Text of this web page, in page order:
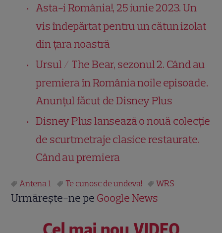
Asta-i România!, 25 iunie 2023. Un
vis îndepărtat pentru un cătun izolat
din țara noastră
Ursul / The Bear, sezonul 2. Când au
premiera în România noile episoade.
Anunțul făcut de Disney Plus
Disney Plus lansează o nouă colecție
de scurtmetraje clasice restaurate.
Când au premiera
Antena 1 Te cunosc de undeva! WRS
Urmărește-ne pe Google News